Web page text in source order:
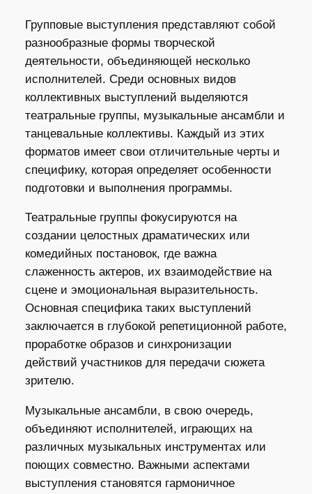
Групповые выступления представляют собой
разнообразные формы творческой
деятельности, объединяющей несколько
исполнителей. Среди основных видов
коллективных выступлений выделяются
театральные группы, музыкальные ансамбли и
танцевальные коллективы. Каждый из этих
форматов имеет свои отличительные черты и
специфику, которая определяет особенности
подготовки и выполнения программы.
Театральные группы фокусируются на
создании целостных драматических или
комедийных постановок, где важна
слаженность актеров, их взаимодействие на
сцене и эмоциональная выразительность.
Основная специфика таких выступлений
заключается в глубокой репетиционной работе,
проработке образов и синхронизации
действий участников для передачи сюжета
зрителю.
Музыкальные ансамбли, в свою очередь,
объединяют исполнителей, играющих на
различных музыкальных инструментах или
поющих совместно. Важными аспектами
выступления становятся гармоничное